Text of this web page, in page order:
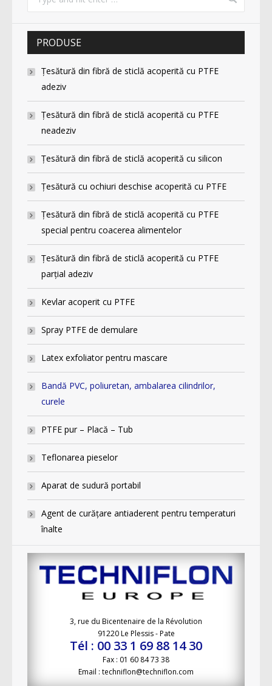
PRODUSE
Ţesătură din fibră de sticlă acoperită cu PTFE
adeziv
Ţesătură din fibră de sticlă acoperită cu PTFE
neadeziv
Ţesătură din fibră de sticlă acoperită cu silicon
Ţesătură cu ochiuri deschise acoperită cu PTFE
Ţesătură din fibră de sticlă acoperită cu PTFE
special pentru coacerea alimentelor
Ţesătură din fibră de sticlă acoperită cu PTFE
parţial adeziv
Kevlar acoperit cu PTFE
Spray PTFE de demulare
Latex exfoliator pentru mascare
Bandă PVC, poliuretan, ambalarea cilindrilor,
curele
PTFE pur – Placă – Tub
Teflonarea pieselor
Aparat de sudură portabil
Agent de curăţare antiaderent pentru temperaturi
înalte
3, rue du Bicentenaire de la Révolution
91220 Le Plessis - Pate
Tél : 00 33 1 69 88 14 30
Fax : 01 60 84 73 38
Email : techniflon@techniflon.com